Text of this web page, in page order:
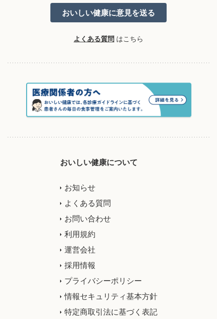
よくある質問 はこちら
おいしい健康について
お知らせ
よくある質問
お問い合わせ
利用規約
運営会社
採用情報
プライバシーポリシー
情報セキュリティ基本方針
特定商取引法に基づく表記